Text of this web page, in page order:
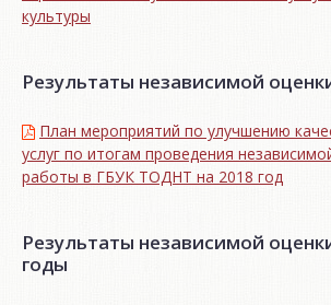
культуры
Результаты независимой
План мероприятий по улучшению
услуг по итогам проведения
работы в ГБУК ТОДНТ на 2018 год
Результаты независимой
годы